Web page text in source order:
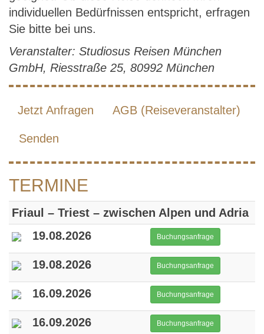
individuellen Bedürfnissen entspricht, erfragen
Sie bitte bei uns.
Veranstalter: Studiosus Reisen München
GmbH, Riesstraße 25, 80992 München
Jetzt Anfragen AGB (Reiseveranstalter)
Senden
TERMINE
Friaul – Triest – zwischen Alpen und Adria
19.08.2026
Buchungsanfrage
19.08.2026 Buchungsanfrage
16.09.2026 Buchungsanfrage
16.09.2026 Buchungsanfrage